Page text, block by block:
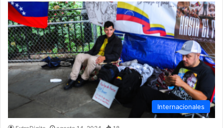
Internacionales